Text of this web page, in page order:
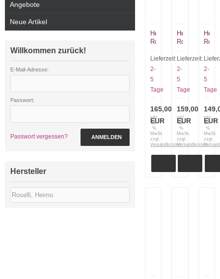
Heimo
Roselli
700
Santoku
Der
kleine
Koch
dünn
mit
Lederscheide
Lieferzeit:
2-
5
Tage
165,00
EUR
inkl.
19
%
MwSt.
zzgl.
Versandkosten
Heimo
Roselli
757
Astrid
Filetiermesser
mit
Halter
Lieferzeit:
2-
5
Tage
159,00
EUR
inkl.
19
%
MwSt.
zzgl.
Versandkosten
UHC
Knife
2-
5
Tage
EUR
inkl.
19
%
MwSt.
zzgl.
Angebote
Neue Artikel
Willkommen zurück!
E-Mail-Adresse:
Passwort:
Passwort vergessen? ANMELDEN
Hersteller